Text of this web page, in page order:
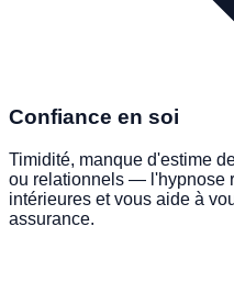
Confiance en soi
Timidité, manque d'estime
ou relationnels — l'hypnose
intérieures et vous aide à
assurance.